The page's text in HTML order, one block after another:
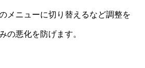
メニューに切り替えるなど調整を
の悪化を防げます。